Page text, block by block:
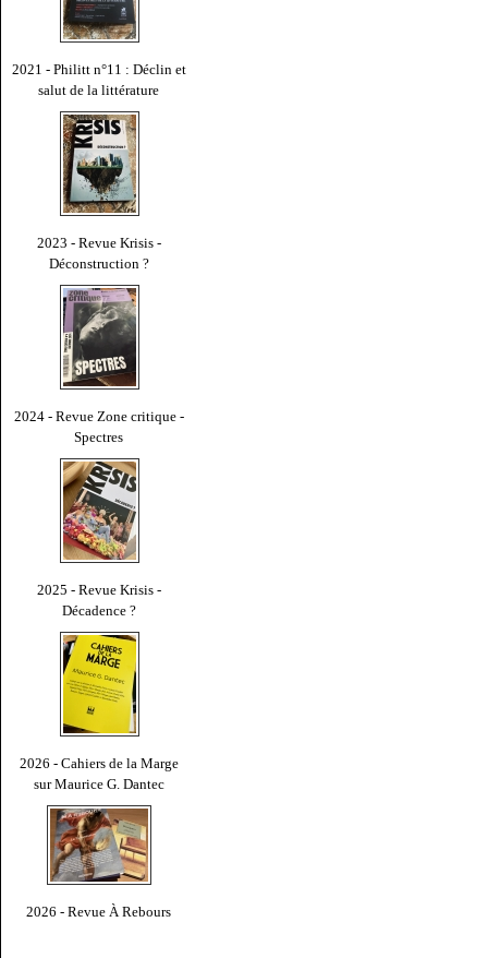
2021 - Philitt n°11 : Déclin et
salut de la littérature
2023 - Revue Krisis -
Déconstruction ?
2024 - Revue Zone critique -
Spectres
2025 - Revue Krisis -
Décadence ?
2026 - Cahiers de la Marge
sur Maurice G. Dantec
2026 - Revue À Rebours